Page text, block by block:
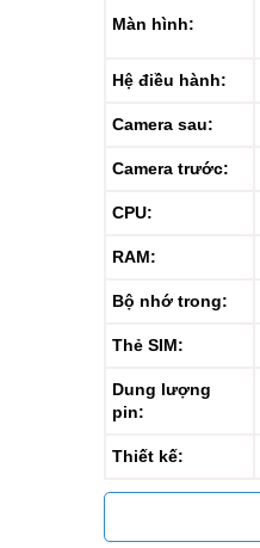
Màn hình:
Hệ điều hành:
Camera sau:
Camera trước:
CPU:
RAM:
Bộ nhớ trong:
Thẻ SIM:
Dung lượng
pin:
Thiết kế: